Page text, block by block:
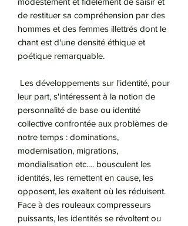
de restituer sa compréhension par des
hommes et des femmes illettrés dont le
chant est d'une densité éthique et
poétique remarquable.
Les développements sur l'identité, pour
leur part, s'intéressent à la notion de
personnalité de base ou identité
collective confrontée aux problèmes de
notre temps : dominations,
modernisation, migrations,
mondialisation etc.… bousculent les
identités, les remettent en cause, les
opposent, les exaltent où les réduisent.
Face à des rouleaux compresseurs
puissants, les identités se révoltent ou